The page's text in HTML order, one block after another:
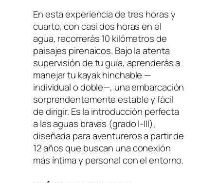
En esta experiencia de tres horas y
cuarto, con casi dos horas en el
agua, recorrerás 10 kilómetros de
paisajes pirenaicos. Bajo la atenta
supervisión de tu guía, aprenderás a
manejar tu kayak hinchable —
individual o doble—, una embarcación
sorprendentemente estable y fácil
de dirigir. Es la introducción perfecta
a las aguas bravas (grado I-III),
diseñada para aventureros a partir de
12 años que buscan una conexión
más íntima y personal con el entorno.